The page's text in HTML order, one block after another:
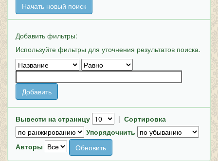
Начать новый поиск
Добавить фильтры:
Используйте фильтры для уточнения результатов поиска.
Вывести на страницу | Сортировка
Упорядочнить
Авторы